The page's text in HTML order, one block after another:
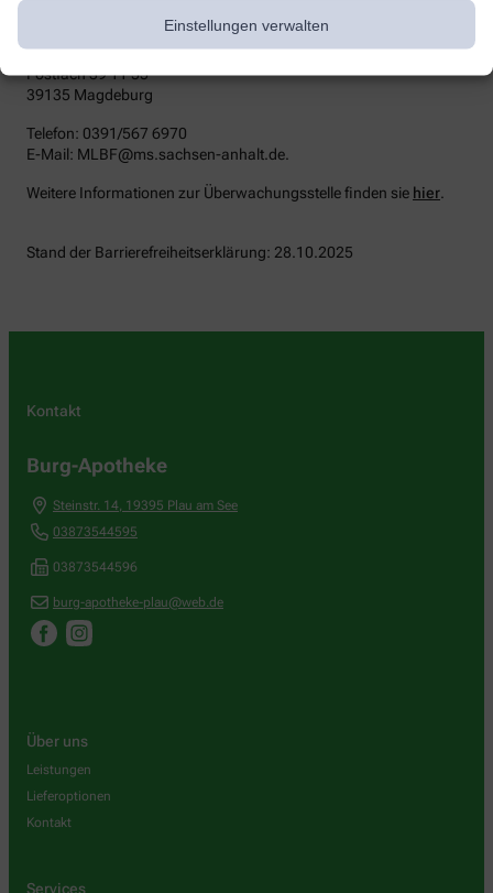
Einstellungen verwalten
c/o Ministerium für Arbeit, Soziales, Gesundheit und
Gleichstellung Sachsen-Anhalt
Postfach 39 11 55
39135 Magdeburg
Telefon: 0391/567 6970
E-​Mail: MLBF@ms.sachsen-​anhalt.de.
Weitere Informationen zur Überwachungsstelle finden sie hier
Stand der Barrierefreiheitserklärung: 28.10.2025
Kontakt
Burg-Apotheke
Steinstr. 14 19395 Plau am See
03873544595
03873544596
burg-apotheke-plau@web.de
Über uns
Leistungen
Lieferoptionen
Kontakt
Services